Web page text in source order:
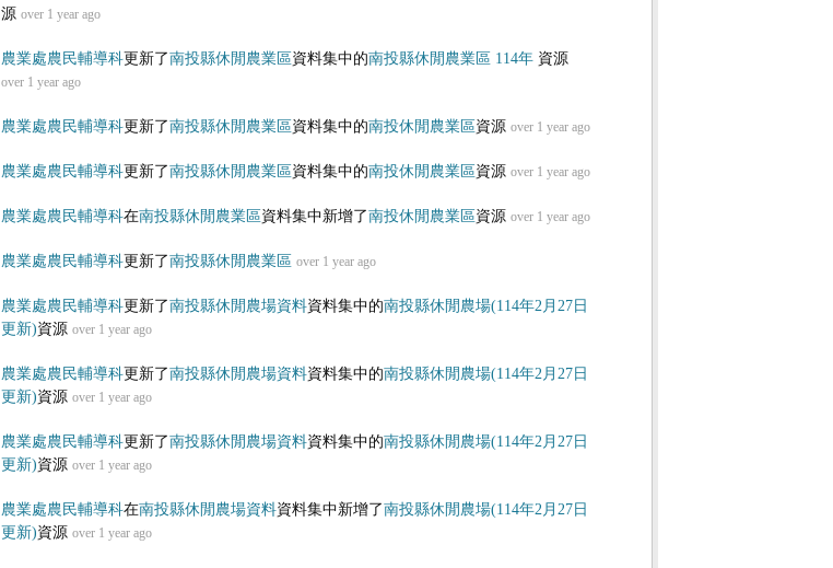
源 over 1 year ago
農業處農民輔導科更新了南投縣休閒農業區資料集中的南投縣休閒農業區 114年 資源
over 1 year ago
農業處農民輔導科更新了南投縣休閒農業區資料集中的南投休閒農業區資源 over 1 year ago
農業處農民輔導科更新了南投縣休閒農業區資料集中的南投休閒農業區資源 over 1 year ago
農業處農民輔導科在南投縣休閒農業區資料集中新增了南投休閒農業區資源 over 1 year ago
農業處農民輔導科更新了南投縣休閒農業區 over 1 year ago
農業處農民輔導科更新了南投縣休閒農場資料資料集中的南投縣休閒農場(114年2月27日
更新)資源 over 1 year ago
農業處農民輔導科更新了南投縣休閒農場資料資料集中的南投縣休閒農場(114年2月27日
更新)資源 over 1 year ago
農業處農民輔導科更新了南投縣休閒農場資料資料集中的南投縣休閒農場(114年2月27日
更新)資源 over 1 year ago
農業處農民輔導科在南投縣休閒農場資料資料集中新增了南投縣休閒農場(114年2月27日
更新)資源 over 1 year ago